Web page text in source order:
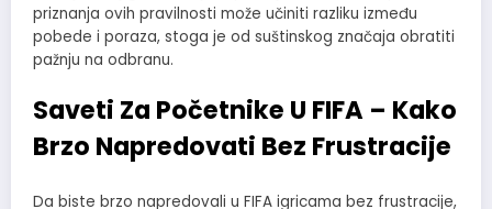
priznanja ovih pravilnosti može učiniti razliku između
pobede i poraza, stoga je od suštinskog značaja obratiti
pažnju na odbranu.
Saveti Za Početnike U FIFA – Kako
Brzo Napredovati Bez Frustracije
Da biste brzo napredovali u FIFA igricama bez frustracije,